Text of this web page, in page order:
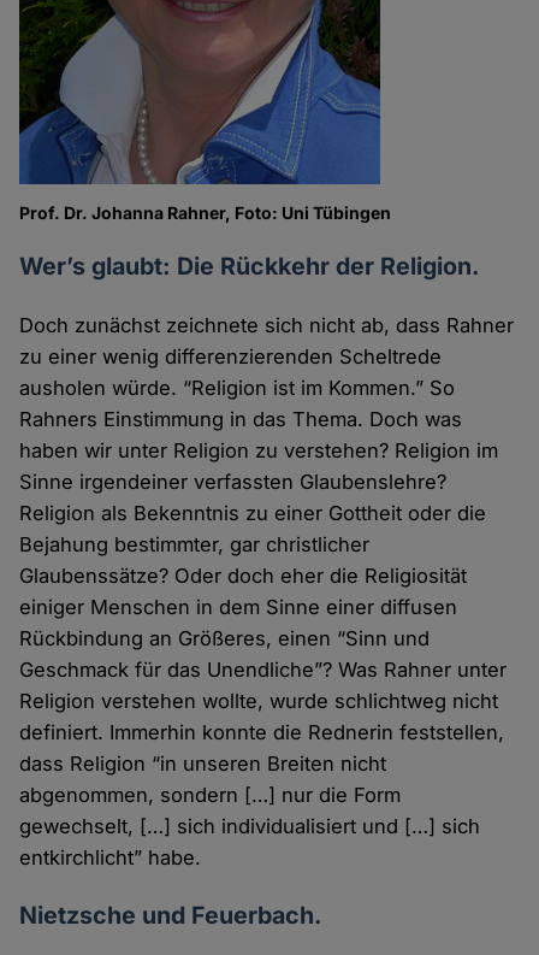
Prof. Dr. Johanna Rahner, Foto: Uni Tübingen
Wer’s glaubt: Die Rückkehr der Religion.
Doch zunächst zeichnete sich nicht ab, dass Rahner
zu einer wenig differenzierenden Scheltrede
ausholen würde. “Religion ist im Kommen.” So
Rahners Einstimmung in das Thema. Doch was
haben wir unter Religion zu verstehen? Religion im
Sinne irgendeiner verfassten Glaubenslehre?
Religion als Bekenntnis zu einer Gottheit oder die
Bejahung bestimmter, gar christlicher
Glaubenssätze? Oder doch eher die Religiosität
einiger Menschen in dem Sinne einer diffusen
Rückbindung an Größeres, einen “Sinn und
Geschmack für das Unendliche”? Was Rahner unter
Religion verstehen wollte, wurde schlichtweg nicht
definiert. Immerhin konnte die Rednerin feststellen,
dass Religion “in unseren Breiten nicht
abgenommen, sondern […] nur die Form
gewechselt, […] sich individualisiert und […] sich
entkirchlicht” habe.
Nietzsche und Feuerbach.